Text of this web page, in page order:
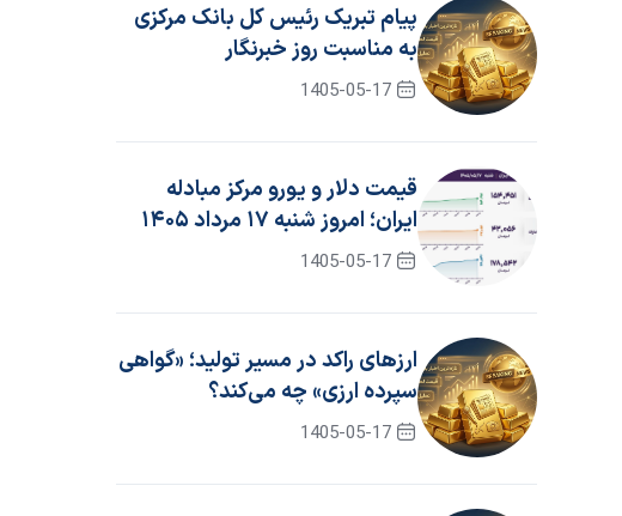
پیام تبریک رئیس کل بانک مرکزی
به مناسبت روز خبرنگار
1405-05-17
قیمت دلار و یورو مرکز مبادله
ایران؛ امروز شنبه ۱۷ مرداد ۱۴۰۵
1405-05-17
ارزهای راکد در مسیر تولید؛ «گواهی
سپرده ارزی» چه می‌کند؟
1405-05-17